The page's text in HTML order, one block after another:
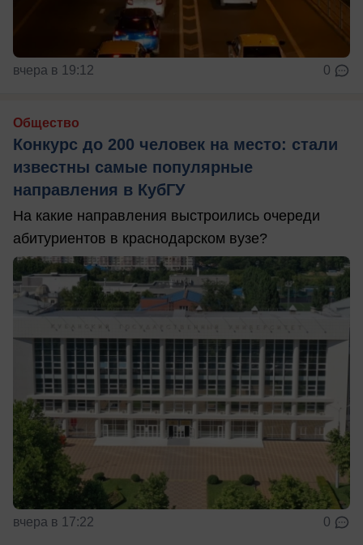
вчера в 19:12 0
Общество
Конкурс до 200 человек на место: стали
известны самые популярные
направления в КубГУ
На какие направления выстроились очереди
абитуриентов в краснодарском вузе?
вчера в 17:22 0